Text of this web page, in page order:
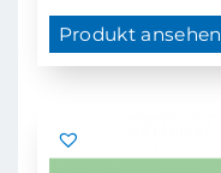
Produkt ansehen